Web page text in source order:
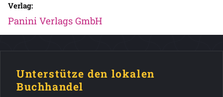
Verlag:
Panini Verlags GmbH
Unterstütze den lokalen
Buchhandel